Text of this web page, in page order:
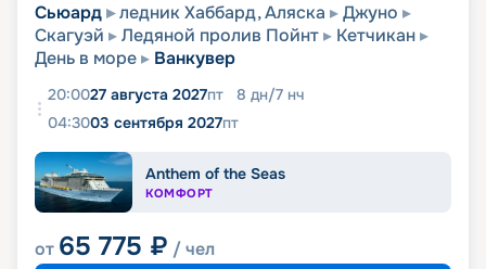
Сьюард ледник Хаббард, Аляска
Джуно
Скагуэй
Ледяной пролив Пойнт
Кетчикан
День в море
Ванкувер
20:0027 августа 2027пт 8 дн/7 нч
04:3003 сентября 2027пт
Anthem of the Seas
КОМФОРТ
от 65 775 ₽ / чел